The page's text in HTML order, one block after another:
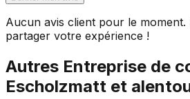
Aucun avis client pour le
partager votre expérience !
Autres Entreprise de
Escholzmatt et